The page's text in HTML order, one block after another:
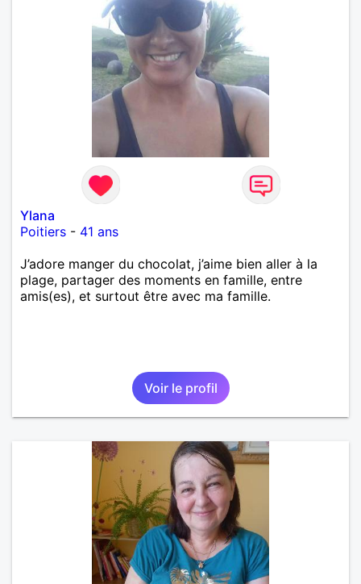
Ylana
Poitiers - 41 ans
J’adore manger du chocolat, j’aime bien aller à la
plage, partager des moments en famille, entre
amis(es), et surtout être avec ma famille.
Voir le profil